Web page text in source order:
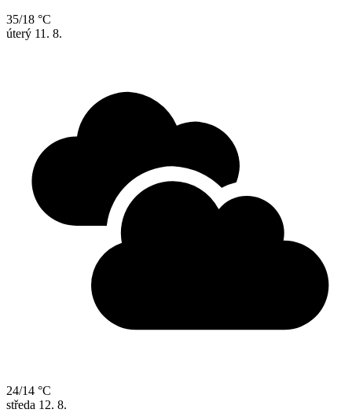
35/18 °C
úterý 11. 8.
24/14 °C
středa 12. 8.